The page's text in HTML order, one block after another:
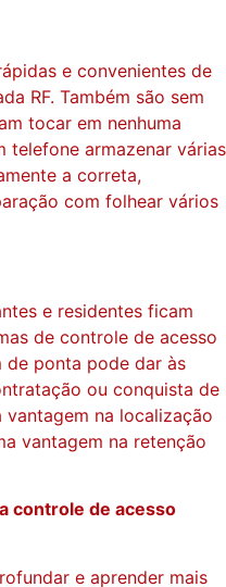
e convenientes de
RF. Também são sem
tocar em nenhuma
telefone armazenar várias
a correta,
com folhear vários
e residentes ficam
de controle de acesso
de ponta pode dar às
ou conquista de
na localização
vantagem na retenção
controle de acesso
e aprender mais